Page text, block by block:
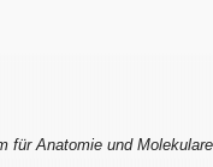
für Anatomie und